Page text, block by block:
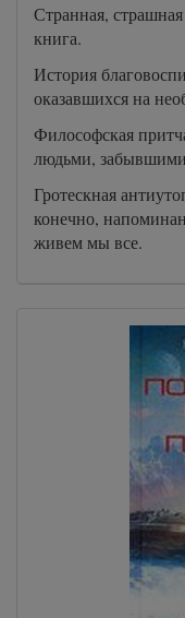
Странная,
книга.
История
оказавшихся на
Философская
людьми,
Гротескная
конечно,
живем мы все.